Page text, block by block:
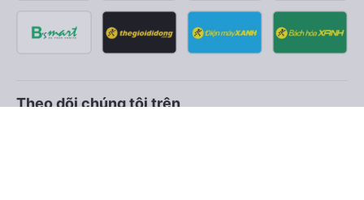
Theo dõi chúng tôi trên